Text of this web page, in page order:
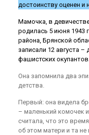
достоинству оценен и
Мамочка, в
родилась 5 июня 1943
района, Брянской
записали 12 августа
фашистских
Она запомнила два
детства.
Первый: она видела
– маленький комочек
считала, что это
об этом матери и та